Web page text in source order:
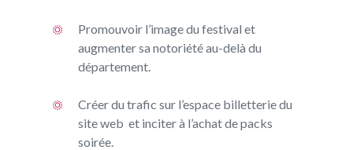
Promouvoir l’image du festival et
augmenter sa notoriété au-delà du
département.
Créer du trafic sur l’espace billetterie du
site web et inciter à l’achat de packs
soirée.